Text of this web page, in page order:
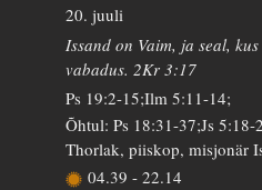
20. juuli
Issand on Vaim, ja seal,
vabadus. 2Kr 3:17
Ps 19:2-15;Ilm 5:11-14;
Õhtul: Ps 18:31-37;Js 5:18-
Thorlak, piiskop, misjonär
04.39 - 22.14